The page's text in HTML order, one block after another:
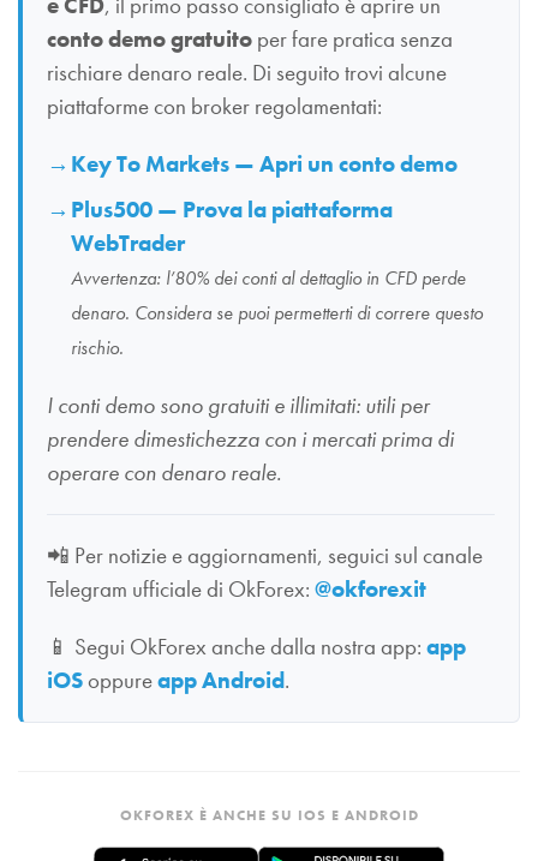
conto demo gratuito per fare pratica senza
rischiare denaro reale. Di seguito trovi alcune
piattaforme con broker regolamentati:
Key To Markets — Apri un conto demo
Plus500 — Prova la piattaforma
WebTrader
Avvertenza: l’80% dei conti al dettaglio in CFD perde
denaro. Considera se puoi permetterti di correre questo
rischio.
I conti demo sono gratuiti e illimitati: utili per
prendere dimestichezza con i mercati prima di
operare con denaro reale.
📲 Per notizie e aggiornamenti, seguici sul canale
Telegram ufficiale di OkForex: @okforexit
📱 Segui OkForex anche dalla nostra app: app
iOSoppureapp Android.
OKFOREX È ANCHE SU IOS E ANDROID